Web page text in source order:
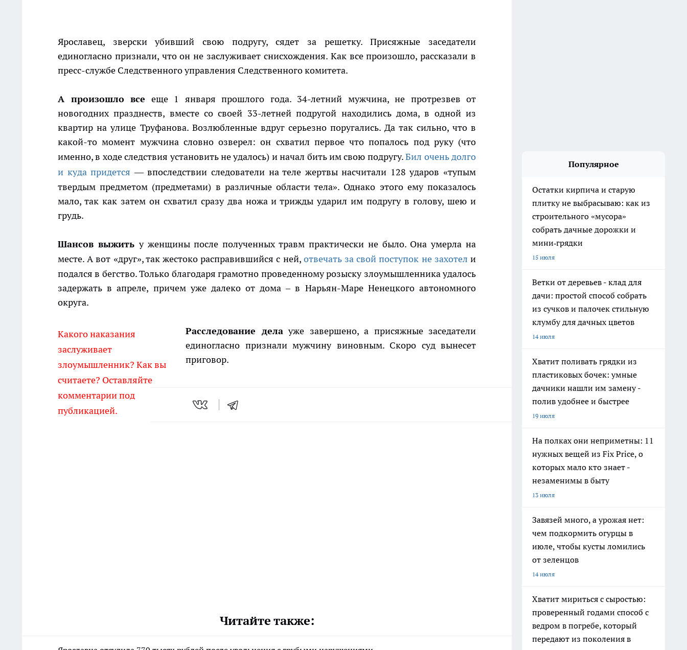
Ярославец, зверски убивший свою подругу, сядет за решетку. Присяжные заседатели
единогласно признали, что он не заслуживает снисхождения. Как все произошло, рассказали в
пресс-службе Следственного управления Следственного комитета.
А произошло все еще 1 января прошлого года. 34-летний мужчина, не протрезвев от
новогодних празднеств, вместе со своей 33-летней подругой находились дома, в одной из
квартир на улице Труфанова. Возлюбленные вдруг серьезно поругались. Да так сильно, что в
какой-то момент мужчина словно озверел: он схватил первое что попалось под руку (что
именно, в ходе следствия установить не удалось) и начал бить им свою подругу.Бил очень долго
и куда придется — впоследствии следователи на теле жертвы насчитали 128 ударов «тупым
твердым предметом (предметами) в различные области тела». Однако этого ему показалось
мало, так как затем он схватил сразу два ножа и трижды ударил им подругу в голову, шею и
грудь.
Шансов выжитьу женщины после полученных травм практически не было. Она умерла на
месте. А вот «друг», так жестоко расправившийся с ней, отвечать за свой поступок не захотел и
подался в бегство. Только благодаря грамотно проведенному розыску злоумышленника удалось
задержать в апреле, причем уже далеко от дома – в Нарьян-Маре Ненецкого автономного
округа.
Какого наказания
заслуживает
злоумышленник? Как вы
считаете? Оставляйте
комментарии под
публикацией.
Расследование делауже завершено, а присяжные заседатели
единогласно признали мужчину виновным. Скоро суд вынесет
приговор.
Читайте также:
Популярное
Остатки кирпича и старую
плитку не выбрасываю: как из
строительного «мусора»
собрать дачные дорожки и
мини‑грядки
15 июля
Ветки от деревьев - клад для
дачи: простой способ собрать
из сучков и палочек стильную
клумбу для дачных цветов
14 июля
Хватит поливать грядки из
пластиковых бочек: умные
дачники нашли им замену -
полив удобнее и быстрее
19 июля
На полках они неприметны: 11
нужных вещей из Fix Price, о
которых мало кто знает -
незаменимы в быту
13 июля
Завязей много, а урожая нет:
чем подкормить огурцы в
июле, чтобы кусты ломились
от зеленцов
14 июля
Хватит мириться с сыростью:
проверенный годами способ с
ведром в погребе, который
передают из поколения в